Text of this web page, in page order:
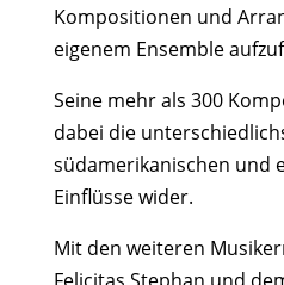
Kompositionen und
eigenem Ensemble
Seine mehr als 300
dabei die
südamerikanischen und
Einflüsse wider.
Mit den weiteren